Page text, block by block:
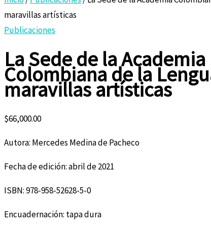
maravillas artísticas
Publicaciones
La Sede de la Academia
Colombiana de la
maravillas artísticas
$66,000.00
Autora: Mercedes Medina de Pacheco
Fecha de edición: abril de 2021
ISBN: 978-958-52628-5-0
Encuadernación: tapa dura